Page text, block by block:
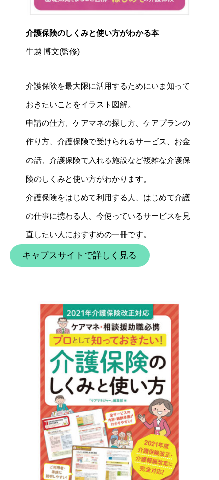
介護保険のしくみと使い方がわかる本
牛越 博文(監修)
介護保険を最大限に活用するためにいま知って
おきたいことをイラスト図解。
申請の仕方、ケアマネの探し方、ケアプランの
作り方、介護保険で受けられるサービス、お金
の話、介護保険で入れる施設など複雑な介護保
険のしくみと使い方がわかります。
介護保険をはじめて利用する人、はじめて介護
の仕事に携わる人、今使っているサービスを見
直したい人におすすめの一冊です。
キャプスサイトで詳しく見る